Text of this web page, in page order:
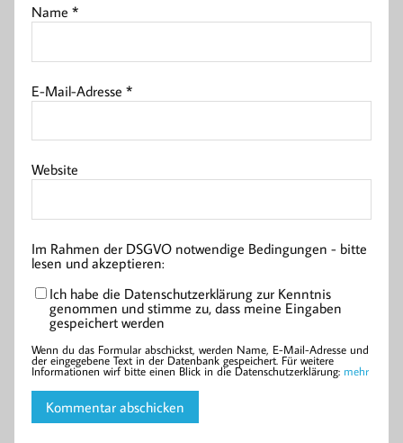
Name*
E-Mail-Adresse*
Website
Im Rahmen der DSGVO notwendige Bedingungen - bitte
lesen und akzeptieren:
Ich habe die Datenschutzerklärung zur Kenntnis
genommen und stimme zu, dass meine Eingaben
gespeichert werden
Wenn du das Formular abschickst, werden Name, E-Mail-Adresse und
der eingegebene Text in der Datenbank gespeichert. Für weitere
Informationen wirf bitte einen Blick in die Datenschutzerklärung: mehr